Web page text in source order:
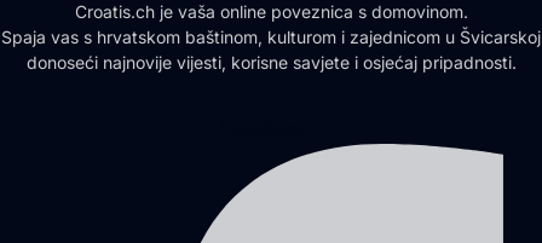
Croatis.ch je vaša online poveznica s domovinom.
Spaja vas s hrvatskom baštinom, kulturom i zajednicom u Švicarskoj
donoseći najnovije vijesti, korisne savjete i osjećaj pripadnosti.